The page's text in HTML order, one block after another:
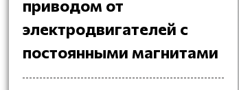
приводом от
электродвигателей с
постоянными магнитами